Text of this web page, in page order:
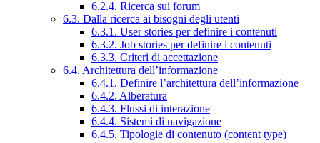
6.2.4. Ricerca sui forum
6.3. Dalla ricerca ai bisogni degli utenti
6.3.1. User stories per definire i contenuti
6.3.2. Job stories per definire i contenuti
6.3.3. Criteri di accettazione
6.4. Architettura dell’informazione
6.4.1. Definire l’architettura dell’informazione
6.4.2. Alberatura
6.4.3. Flussi di interazione
6.4.4. Sistemi di navigazione
6.4.5. Tipologie di contenuto (content type)